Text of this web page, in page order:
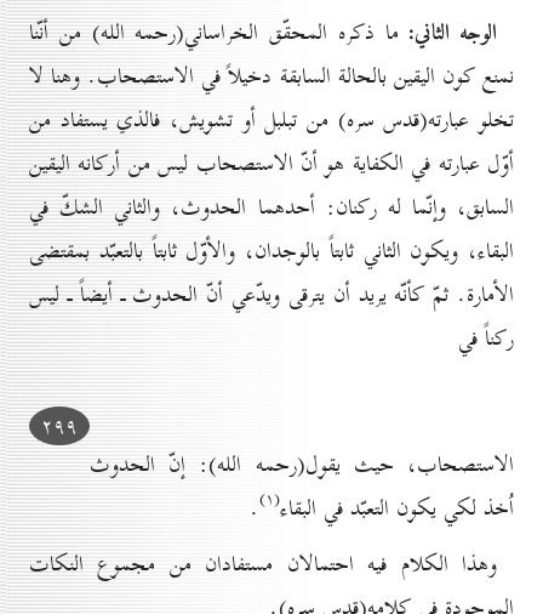
الوجه الثاني: ما ذكره المحقّق الخراساني(رحمه الله) من أنّنا
نمنع كون اليقين بالحالة السابقة دخيلاً في الاستصحاب. وهنا لا
تخلو عبارته(قدس سره) من تبلبل أو تشويش، فالذي يستفاد من
أوّل عبارته في الكفاية هو أنّ الاستصحاب ليس من أركانه اليقين
السابق، وإنّما له ركنان: أحدهما الحدوث، والثاني الشكّ في
البقاء، ويكون الثاني ثابتاً بالوجدان، والأوّل ثابتاً بالتعبّد بمقتضى
الأمارة. ثمّ كأنّه يريد أن يترقى ويدّعي أنّ الحدوث ـ أيضاً ـ ليس
ركناً في
۲۹۹
الاستصحاب، حيث يقول(رحمه الله): إنّ الحدوث
اُخذ لكي يكون التعبّد في البقاء(۱) .
وهذا الكلام فيه احتمالان مستفادان من مجموع النكات